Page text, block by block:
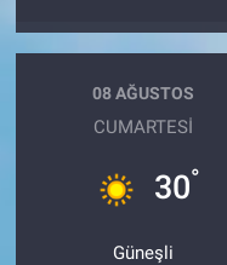
08 AĞUSTOS
CUMARTESI
30°
Güneşli